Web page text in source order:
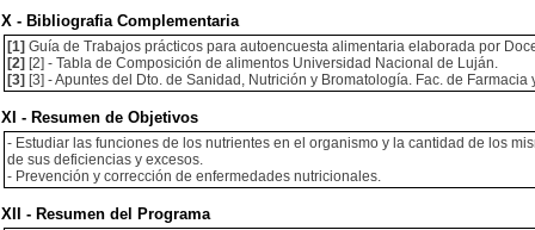
X - Bibliografia Complementaria
[1] Guía de Trabajos prácticos para autoencuesta alimentaria elaborada por
[2] [2] - Tabla de Composición de alimentos Universidad Nacional de Luján.
[3] [3] - Apuntes del Dto. de Sanidad, Nutrición y Bromatología. Fac. de
XI - Resumen de Objetivos
- Estudiar las funciones de los nutrientes en el organismo y la cantidad de los
de sus deficiencias y excesos.
- Prevención y corrección de enfermedades nutricionales.
XII - Resumen del Programa